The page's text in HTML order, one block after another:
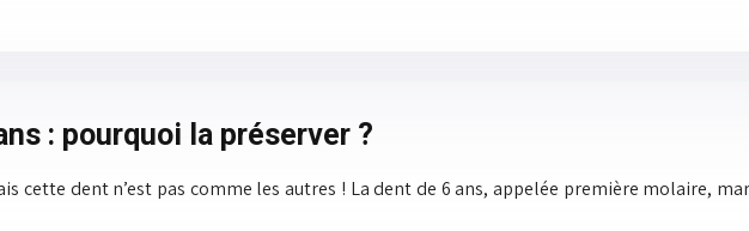
: pourquoi la préserver ?
cette dent n’est pas comme les autres ! La dent de 6 ans, appelée première molaire,